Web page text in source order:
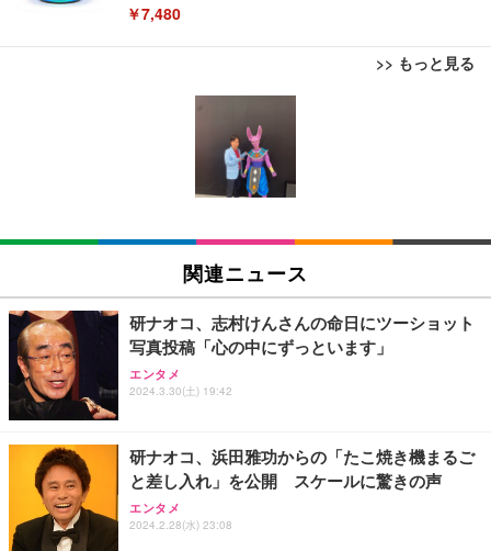
￥7,480
>> もっと見る
い 跳ね上げ式アームレスト コンパクト 約105度ロッ
キング pc 事務椅子 360度回転 座面昇降 強化ナイロ
ン樹脂ベース 通気性メッシュ 在宅ワーク H-WY01
(黒網+黒枠+黒足)
SIHOO B100 オフィスチェア／デスクチェア メッシ
ュチェア 人間工学 疲れない ブラック
￥27,999
Sezlife オフィスチェア デスクチェア 疲れない テレ
ワーク チェア 強化バックレスト 30度ロッキング機
能 人間工学 椅子 腰サポート 90度跳ね上げ式アーム
務用 おしゃれ パソコンチェア (ブラック)
Sezlife オフィスチェア デスクチェア 疲れない テレ
ワーク チェア 強化バックレスト 30度ロッキング機
能 人間工学 椅子 腰サポート 90度跳ね上げ式アーム
EV3240X-WT | 31.5型4K UHD・USB Type-C・ホワ
EIZO ビジネス向けプレミアムモニター | FlexScan
￥109,572
【純正品】27"ゲーミングモニター DualSense 充電
フック付き（CFI-ZDM1J）
【整備済み品】Dell E2724HS 27インチ 液晶モニタ
ー フルHD（1920×1080）VA 非光沢 HDMI/DisplayP
ort/VGA スピーカー内蔵 高さ調整 スイベル VESA対
回使い捨て 無香料 ホワイト 300枚
Amazonベーシック ペットシーツ 厚型 ワイド 42枚
x2袋(84枚) ホワイト(吸収面:ライトブルー)
￥3,234
ネオ・ルーライフ ネオ・オムツ L 中型犬用 26枚入
り 単品
Smart Basic(スマートベーシック) 【Amazon.co.jp
限定】 Smart Basic アイリスオーヤマ ペットシーツ
超厚型 お徳用 ワイド 100枚入 (x 1) (ケース販売)
関連ニュース
研ナオコ、志村けんさんの命日にツーショット
写真投稿「心の中にずっといます」
エンタメ
2024.3.30(土) 19:42
研ナオコ、浜田雅功からの「たこ焼き機まるご
と差し入れ」を公開 スケールに驚きの声
エンタメ
2024.2.28(水) 23:08